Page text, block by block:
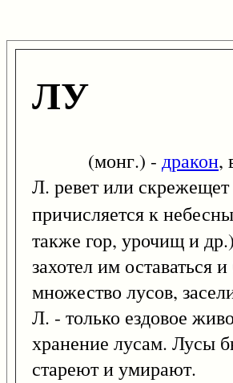
ЛУ
(монг.) - дракон,
Л. ревет или скрежещет
причисляется к
также гор, урочищ и
захотел им оставаться
множество лусов,
Л. - только ездовое
хранение лусам. Лусы
стареют и умирают.